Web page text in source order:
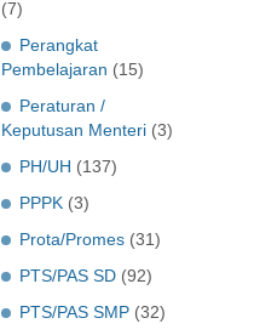
(7)
Perangkat
Pembelajaran (15)
Peraturan /
Keputusan Menteri (3)
PH/UH (137)
PPPK (3)
Prota/Promes (31)
PTS/PAS SD (92)
PTS/PAS SMP (32)